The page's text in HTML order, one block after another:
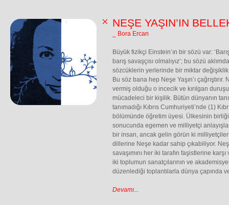
NEŞE YAŞIN’IN
_ Bora Ercan
Büyük fizikçi Einstein’ın bir sözü var:
barış savaşçısı olmalıyız’; bu sözü
sözcüklerin yerlerinde bir miktar değişiklik
Bu söz bana hep Neşe Yaşın’ı
vermiş olduğu o incecik ve kırılgan
mücadeleci bir kişilik. Bütün dünyanın
tanımadığı Kıbrıs Cumhuriyeti’nde (1)
bölümünde öğretim üyesi. Ülkesinin
sonucunda egemen ve milliyetçi
bir insan, ancak gelin görün ki
dillerine Neşe kadar sahip çıkabiliyor.
savaşımını her iki tarafın faşistlerine
iki toplumun sanatçılarının ve
düzenlediği toplantılarla dünya çapında
Devamı...